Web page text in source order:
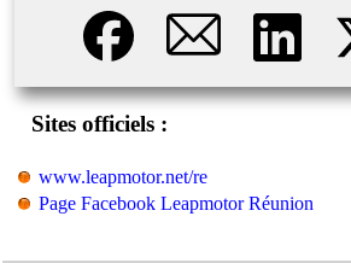
Sites officiels :
www.leapmotor.net/re
Page Facebook Leapmotor Réunion